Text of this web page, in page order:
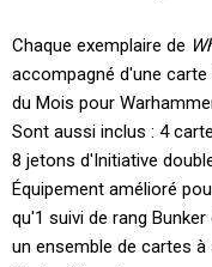
Chaque exemplaire de
accompagné d'une
du Mois pour
Sont aussi inclus : 4
8 jetons d'Initiative
Équipement amélioré
qu'1 suivi de rang
un ensemble de cartes